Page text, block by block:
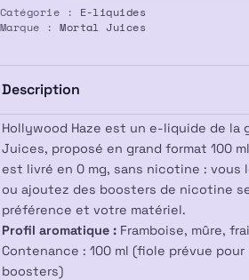
Hollywood
Haze
–
Mortal
Catégorie : E-liquides
Marque :Mortal Juices
Description
Hollywood Haze est un e-liquide de la
Juices, proposé en grand format 100
est livré en 0 mg, sans nicotine : vous
ou ajoutez des boosters de nicotine
préférence et votre matériel.
Profil aromatique : Framboise, mûre,
Contenance : 100 ml (fiole prévue pour
boosters)